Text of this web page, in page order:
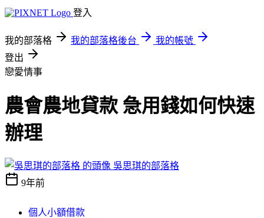
登入
我的部落格 我的部落格後台
我的帳號
登出
戀愛情事
農會農地貸款 急用錢如何快速
辦理
吳思琪的部落格
9年前
個人小額借款